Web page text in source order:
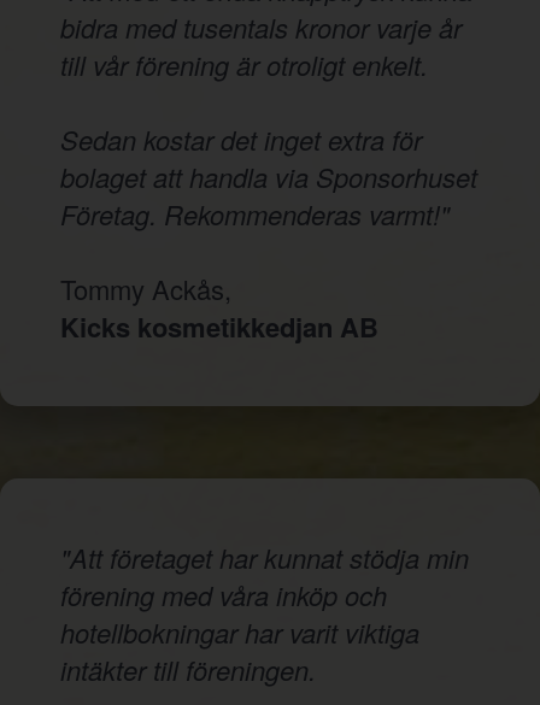
bidra med tusentals kronor varje år
till vår förening är otroligt enkelt.
Sedan kostar det inget extra för
bolaget att handla via Sponsorhuset
Företag. Rekommenderas varmt!"
Tommy Ackås,
Kicks kosmetikkedjan AB
"Att företaget har kunnat stödja min
förening med våra inköp och
hotellbokningar har varit viktiga
intäkter till föreningen.